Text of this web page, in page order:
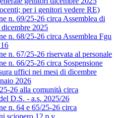
per i genitori vedere RE)
n. 69/25-26 circa Assemblea di
2025
n. 68/25-26 circa Assemblea Fgu
n. 67/25-26 riservata al personale
n. 66/25-26 circa Sospensione
uffici nei mesi di dicembre
2026
26 alla comunità circa
D.S. - a.s. 2025/26
n. 64 e 65/25-26 circa